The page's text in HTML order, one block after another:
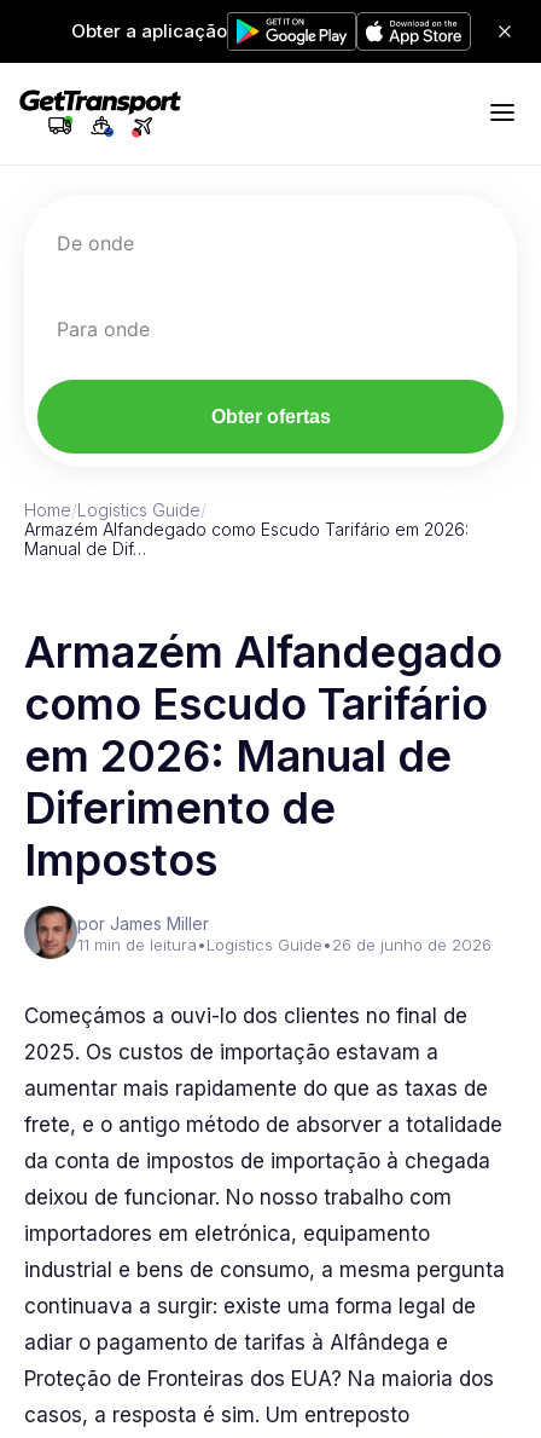
Obter a aplicação
De onde
Para onde
Obter ofertas
Home/Logistics Guide/
Armazém Alfandegado como Escudo Tarifário em 2026:
Manual de Dif…
Armazém Alfandegado
como Escudo Tarifário
em 2026: Manual de
Diferimento de
Impostos
por James Miller
11 min de leitura•Logistics Guide•26 de junho de 2026
Começámos a ouvi-lo dos clientes no final de
2025. Os custos de importação estavam a
aumentar mais rapidamente do que as taxas de
frete, e o antigo método de absorver a totalidade
da conta de impostos de importação à chegada
deixou de funcionar. No nosso trabalho com
importadores em eletrónica, equipamento
industrial e bens de consumo, a mesma pergunta
continuava a surgir: existe uma forma legal de
adiar o pagamento de tarifas à Alfândega e
Proteção de Fronteiras dos EUA? Na maioria dos
casos, a resposta é sim. Um entreposto